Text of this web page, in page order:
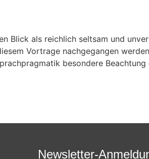
Blick als reichlich seltsam und
Vortrage nachgegangen
besondere Beachtung
Newsletter-